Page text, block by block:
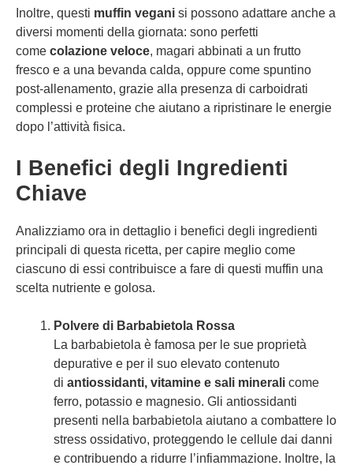
Inoltre, questi muffin vegani si possono adattare anche a
diversi momenti della giornata: sono perfetti
come colazione veloce, magari abbinati a un frutto
fresco e a una bevanda calda, oppure come spuntino
post-allenamento, grazie alla presenza di carboidrati
complessi e proteine che aiutano a ripristinare le energie
dopo l’attività fisica.
I Benefici degli Ingredienti
Chiave
Analizziamo ora in dettaglio i benefici degli ingredienti
principali di questa ricetta, per capire meglio come
ciascuno di essi contribuisce a fare di questi muffin una
scelta nutriente e golosa.
Polvere di Barbabietola Rossa
La barbabietola è famosa per le sue proprietà
depurative e per il suo elevato contenuto
di antiossidanti, vitamine e sali minerali come
ferro, potassio e magnesio. Gli antiossidanti
presenti nella barbabietola aiutano a combattere lo
stress ossidativo, proteggendo le cellule dai danni
e contribuendo a ridurre l’infiammazione. Inoltre, la